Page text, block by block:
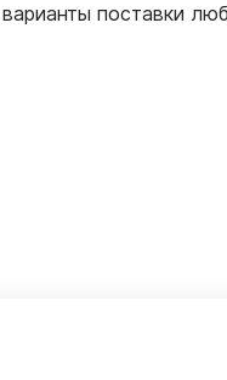
поставки